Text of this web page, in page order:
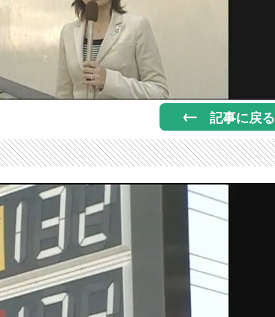
記事に戻る